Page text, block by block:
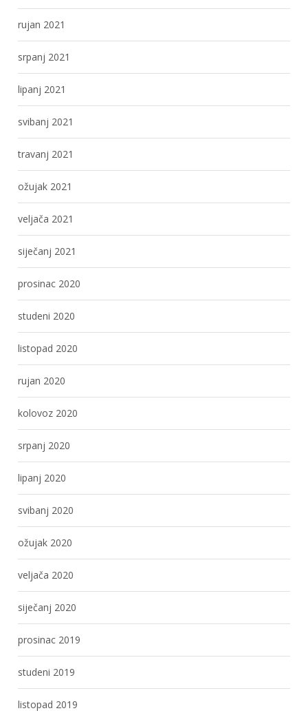
rujan 2021
srpanj 2021
lipanj 2021
svibanj 2021
travanj 2021
ožujak 2021
veljača 2021
siječanj 2021
prosinac 2020
studeni 2020
listopad 2020
rujan 2020
kolovoz 2020
srpanj 2020
lipanj 2020
svibanj 2020
ožujak 2020
veljača 2020
siječanj 2020
prosinac 2019
studeni 2019
listopad 2019